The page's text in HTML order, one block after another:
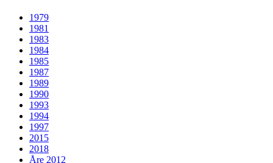
1979
1981
1983
1984
1985
1987
1989
1990
1993
1994
1997
2015
2018
Åre 2012